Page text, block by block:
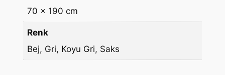
70 × 190 cm
Renk
Bej, Gri, Koyu Gri, Saks